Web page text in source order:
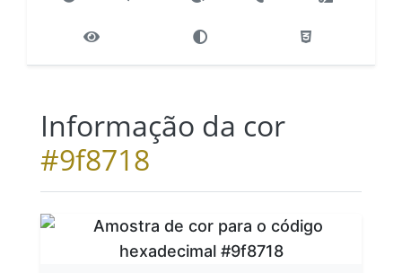
Informação da cor
#9f8718